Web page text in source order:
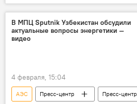
Sputnik
Узбекистан
атомная энергетика
Строительство АЭС в Узбекистане
В МПЦ Sputnik Узбекистан обсудили
актуальные вопросы энергетики —
видео
4 февраля, 15:04
АЭС Пресс-центр
Пресс-центр